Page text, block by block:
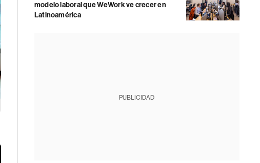
modelo laboral que WeWork ve crecer en
Latinoamérica
PUBLICIDAD